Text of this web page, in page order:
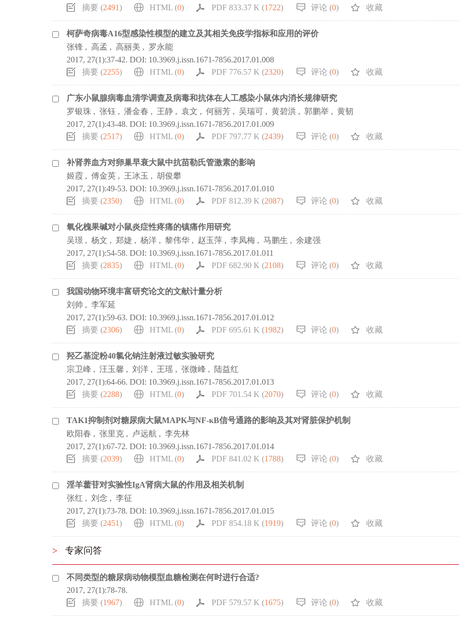
摘要 (2491) HTML (0) PDF 833.37 K (1722) 评论 (0) 收藏
柯萨奇病毒A16型感染性模型的建立及其相关免疫学指标和应用的评价
张锋 , 高孟 , 高丽美 , 罗永能
2017, 27(1):37-42. DOI: 10.3969.j.issn.1671-7856.2017.01.008
摘要 (2255) HTML (0) PDF 776.57 K (2320) 评论 (0) 收藏
广东小鼠腺病毒血清学调查及病毒和抗体在人工感染小鼠体内消长规律研究
罗银珠 , 张钰 , 潘金春 , 王静 , 袁文 , 何丽芳 , 吴瑞可 , 黄碧洪 , 郭鹏举 , 黄韧
2017, 27(1):43-48. DOI: 10.3969.j.issn.1671-7856.2017.01.009
摘要 (2517) HTML (0) PDF 797.77 K (2439) 评论 (0) 收藏
补肾养血方对卵巢早衰大鼠中抗苗勒氏管激素的影响
姬霞 , 傅金英 , 王冰玉 , 胡俊攀
2017, 27(1):49-53. DOI: 10.3969.j.issn.1671-7856.2017.01.010
摘要 (2350) HTML (0) PDF 812.39 K (2087) 评论 (0) 收藏
氧化槐果碱对小鼠炎症性疼痛的镇痛作用研究
吴璟 , 杨文 , 郑婕 , 杨洋 , 黎伟华 , 赵玉萍 , 李凤梅 , 马鹏生 , 余建强
2017, 27(1):54-58. DOI: 10.3969.j.issn.1671-7856.2017.01.011
摘要 (2835) HTML (0) PDF 682.90 K (2108) 评论 (0) 收藏
我国动物环境丰富研究论文的文献计量分析
刘帅 , 李军延
2017, 27(1):59-63. DOI: 10.3969.j.issn.1671-7856.2017.01.012
摘要 (2306) HTML (0) PDF 695.61 K (1982) 评论 (0) 收藏
羟乙基淀粉40氯化钠注射液过敏实验研究
宗卫峰 , 汪玉馨 , 刘洋 , 王瑶 , 张微峰 ,
陆益红
2017, 27(1):64-66. DOI: 10.3969.j.issn.1671-7856.2017.01.013
摘要 (2288) HTML (0) PDF 701.54 K (2070) 评论 (0) 收藏
TAK1抑制剂对糖尿病大鼠MAPK与NF-κB信号通路的影响及其对肾脏保护机制
欧阳春 , 张里克 , 卢远航 , 李先林
2017, 27(1):67-72. DOI: 10.3969.j.issn.1671-7856.2017.01.014
摘要 (2039) HTML (0) PDF 841.02 K (1788) 评论 (0) 收藏
淫羊藿苷对实验性IgA肾病大鼠的作用及相关机制
张红 , 刘念 , 李征
2017, 27(1):73-78. DOI: 10.3969.j.issn.1671-7856.2017.01.015
摘要 (2451) HTML (0) PDF 854.18 K (1919) 评论 (0) 收藏
> 专家问答
不同类型的糖尿病动物模型血糖检测在何时进行合适?
2017, 27(1):78-78.
摘要 (1967) HTML (0) PDF 579.57 K (1675) 评论 (0) 收藏